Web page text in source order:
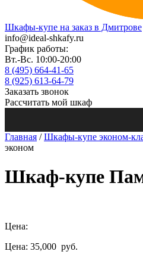
Шкафы-купе на заказ в Дмитрове
info@ideal-shkafy.ru
График работы:
Вт.-Вс. 10:00-20:00
8 (495) 664-41-65
8 (925) 613-64-79
Заказать звонок
Рассчитать мой шкаф
Главная /Шкафы-купе эконом-
эконом
Шкаф-купе
Цена:
Цена: 35,000 руб.